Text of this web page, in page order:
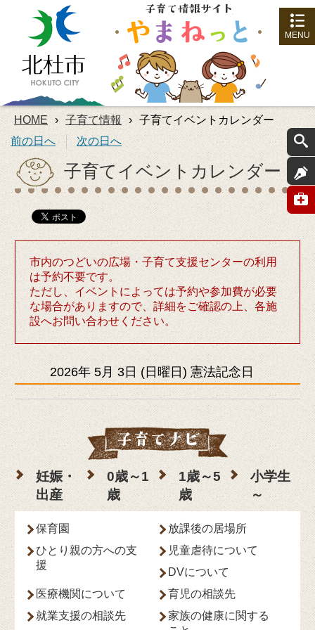
MENU
HOME › 子育て情報 › 子育てイベントカレンダー
子育てイベントカレンダー
市内のつどいの広場・子育て支援センターの利用
は予約不要です。
ただし、イベントによっては予約や参加費が必要
な場合がありますので、詳細をご確認の上、各施
設へお問い合わせください。
2026年 5月 3日 (日曜日) 憲法記念日
前の日へ 次の日へ
妊娠・
出産
0歳～1
歳
1歳～5
歳
小学生
～
保育園
放課後の居場所
ひとり親の方への支
援
児童虐待について
DVについて
医療機関について
育児の相談先
就業支援の相談先
家族の健康に関する